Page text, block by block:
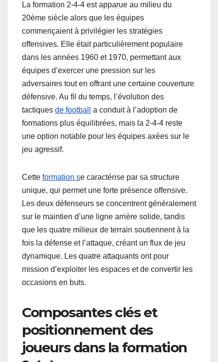
La formation 2-4-4 est apparue au milieu du
20ème siècle alors que les équipes
commençaient à privilégier les stratégies
offensives. Elle était particulièrement populaire
dans les années 1960 et 1970, permettant aux
équipes d’exercer une pression sur les
adversaires tout en offrant une certaine couverture
défensive. Au fil du temps, l’évolution des
tactiques de football
a conduit à l’adoption de
formations plus équilibrées, mais la 2-4-4 reste
une option notable pour les équipes axées sur le
jeu agressif.
Cette formation se caractérise par sa structure
unique, qui permet une forte présence offensive.
Les deux défenseurs se concentrent généralement
sur le maintien d’une ligne arrière solide, tandis
que les quatre milieux de terrain soutiennent à la
fois la défense et l’attaque, créant un flux de jeu
dynamique. Les quatre attaquants ont pour
mission d’exploiter les espaces et de convertir les
occasions en buts.
Composantes clés et
positionnement des
joueurs dans la formation